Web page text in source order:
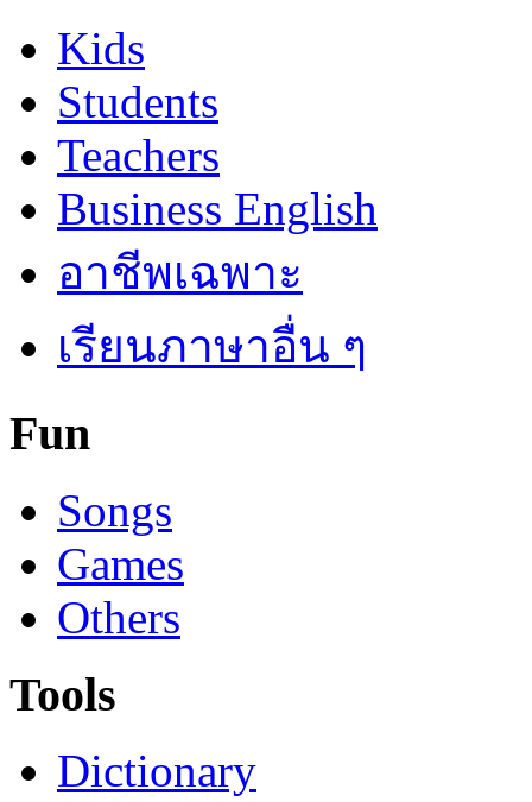
Kids
Students
Teachers
Business English
อาชีพเฉพาะ
เรียนภาษาอื่น ๆ
Fun
Songs
Games
Others
Tools
Dictionary